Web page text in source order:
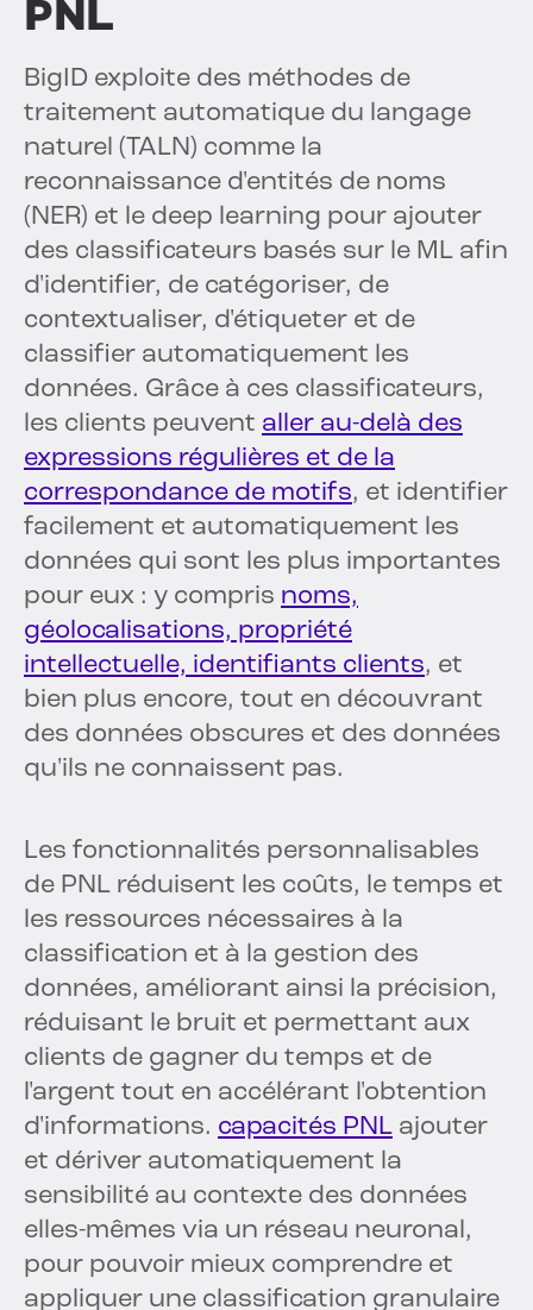
PNL
BigID exploite des méthodes de
traitement automatique du langage
naturel (TALN) comme la
reconnaissance d'entités de noms
(NER) et le deep learning pour ajouter
des classificateurs basés sur le ML afin
d'identifier, de catégoriser, de
contextualiser, d'étiqueter et de
classifier automatiquement les
données. Grâce à ces classificateurs,
les clients peuvent aller au-delà des
expressions régulières et de la
correspondance de motifs, et identifier
facilement et automatiquement les
données qui sont les plus importantes
pour eux : y compris noms,
géolocalisations, propriété
intellectuelle, identifiants clients, et
bien plus encore, tout en découvrant
des données obscures et des données
qu'ils ne connaissent pas.
Les fonctionnalités personnalisables
de PNL réduisent les coûts, le temps et
les ressources nécessaires à la
classification et à la gestion des
données, améliorant ainsi la précision,
réduisant le bruit et permettant aux
clients de gagner du temps et de
l'argent tout en accélérant l'obtention
d'informations. capacités PNL ajouter
et dériver automatiquement la
sensibilité au contexte des données
elles-mêmes via un réseau neuronal,
pour pouvoir mieux comprendre et
appliquer une classification granulaire